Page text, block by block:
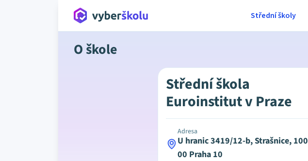
Střední školy
O škole
Střední škola
Euroinstitut v Praze
Adresa
U hranic 3419/12-b, Strašnice, 100
00 Praha 10